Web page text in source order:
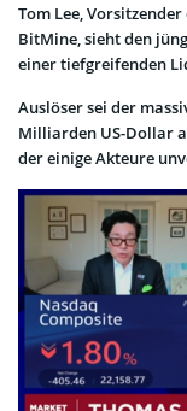
Tom Lee,
BitMine, sieht den
einer tiefgreifenden
Auslöser sei der
Milliarden US-Dollar
der einige Akteure